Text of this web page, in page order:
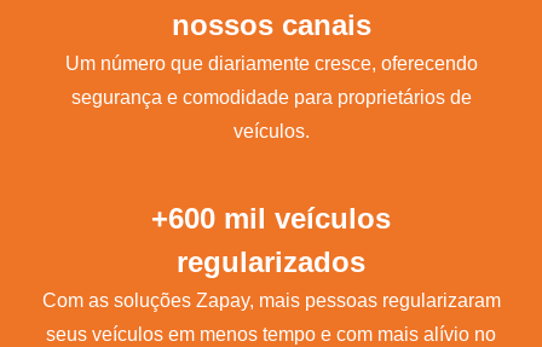
nossos canais
Um número que diariamente cresce, oferecendo
segurança e comodidade para proprietários de
veículos.
+600 mil veículos
regularizados
Com as soluções Zapay, mais pessoas regularizaram
seus veículos em menos tempo e com mais alívio no